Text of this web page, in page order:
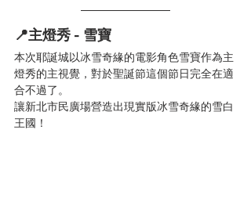
📍主燈秀 - 雪寶
本次耶誕城以冰雪奇緣的電影角色雪寶作為主
燈秀的主視覺，對於聖誕節這個節日完全在適
合不過了。
讓新北市民廣場營造出現實版冰雪奇緣的雪白
王國！